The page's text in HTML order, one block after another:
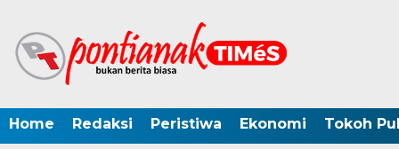
Home Redaksi Peristiwa Ekonomi Tokoh